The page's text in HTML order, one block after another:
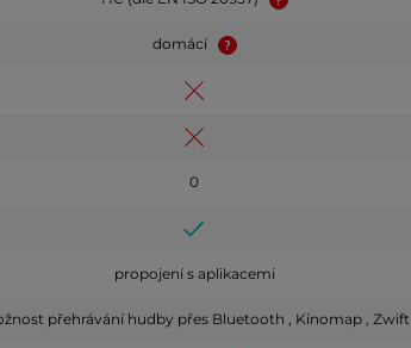
domácí
0
propojení s aplikacemi
přehrávání hudby přes Bluetooth , Kinomap , Zwift